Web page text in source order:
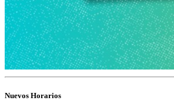
Nuevos Horarios